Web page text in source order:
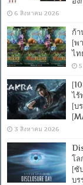
6 สิงหาคม 2026
ก้
[พ
ไท
ไร้
[บ
3 สิงหาคม 2026
โล
[ซั
บร